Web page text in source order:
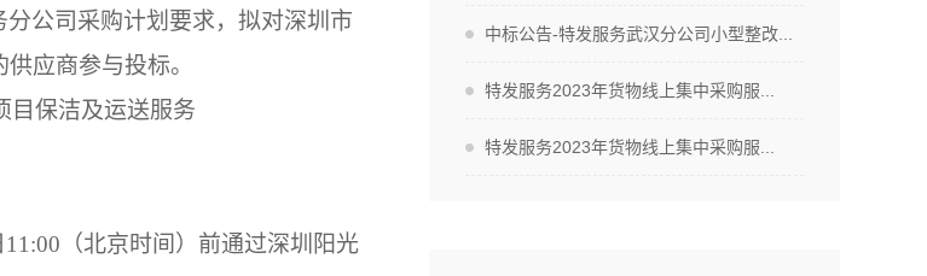
分公司 采购计划要求，拟对深圳市
应商参与投标。
目保洁及运送服务
11:00 （北京时间 ） 前通过深圳阳光
中标公告-特发服务武汉分公司小型整改...
特发服务2023年货物线上集中采购服...
特发服务2023年货物线上集中采购服...